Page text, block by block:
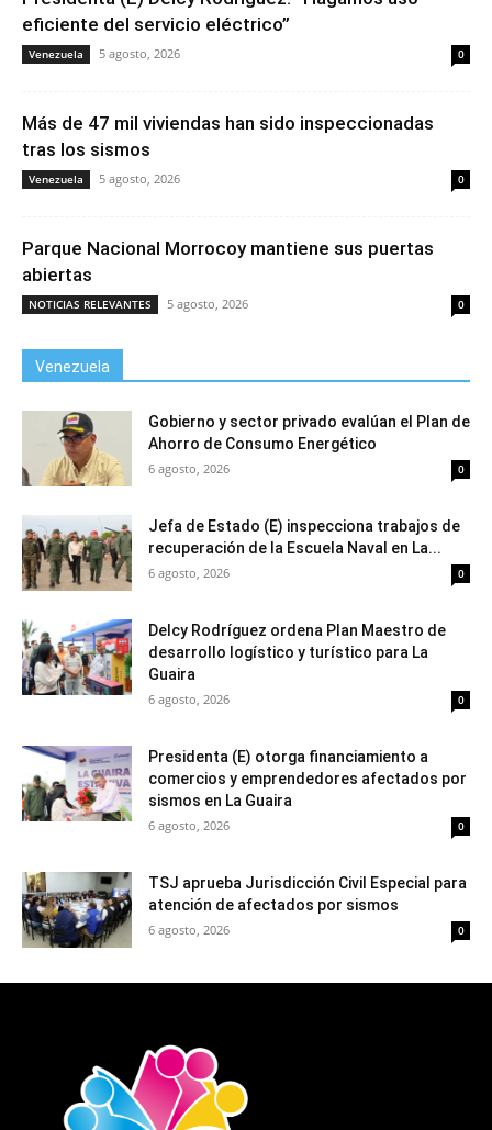
eficiente del servicio eléctrico”
Venezuela 5 agosto, 2026 0
Más de 47 mil viviendas han sido inspeccionadas
tras los sismos
Venezuela 5 agosto, 2026 0
Parque Nacional Morrocoy mantiene sus puertas
abiertas
NOTICIAS RELEVANTES 5 agosto, 2026 0
Venezuela
Gobierno y sector privado evalúan el Plan de
Ahorro de Consumo Energético
6 agosto, 2026 0
Jefa de Estado (E) inspecciona trabajos de
recuperación de la Escuela Naval en La...
6 agosto, 2026 0
Delcy Rodríguez ordena Plan Maestro de
desarrollo logístico y turístico para La
Guaira
6 agosto, 2026 0
Presidenta (E) otorga financiamiento a
comercios y emprendedores afectados por
sismos en La Guaira
6 agosto, 2026 0
TSJ aprueba Jurisdicción Civil Especial para
atención de afectados por sismos
6 agosto, 2026 0